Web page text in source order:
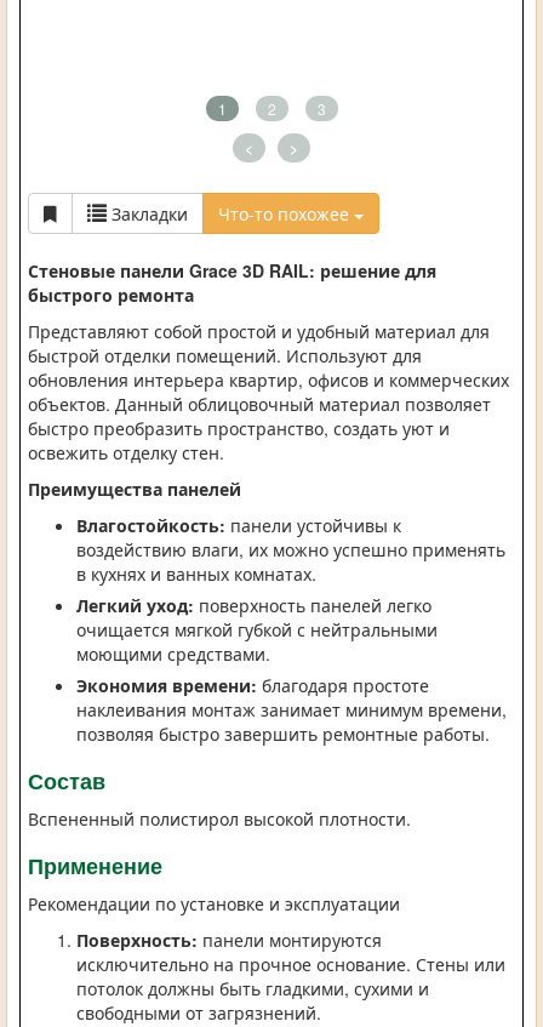
1 2 3
< >
Закладки Что-то похожее
Стеновые панели Grace 3D RAIL: решение для
быстрого ремонта
Представляют собой простой и удобный материал для
быстрой отделки помещений. Используют для
обновления интерьера квартир, офисов и коммерческих
объектов. Данный облицовочный материал позволяет
быстро преобразить пространство, создать уют и
освежить отделку стен.
Преимущества панелей
Влагостойкость: панели устойчивы к
воздействию влаги, их можно успешно применять
в кухнях и ванных комнатах.
Легкий уход: поверхность панелей легко
очищается мягкой губкой с нейтральными
моющими средствами.
Экономия времени: благодаря простоте
наклеивания монтаж занимает минимум времени,
позволяя быстро завершить ремонтные работы.
Состав
Вспененный полистирол высокой плотности.
Применение
Рекомендации по установке и эксплуатации
Поверхность: панели монтируются
исключительно на прочное основание. Стены или
потолок должны быть гладкими, сухими и
свободными от загрязнений.